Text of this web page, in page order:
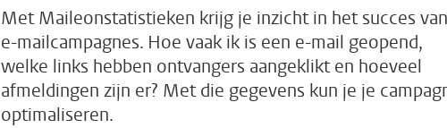
Met Maileonstatistieken krijg je inzicht in het succes
e-mailcampagnes. Hoe vaak ik is een e-mail geopend,
welke links hebben ontvangers aangeklikt en hoeveel
afmeldingen zijn er? Met die gegevens kun je je
optimaliseren.